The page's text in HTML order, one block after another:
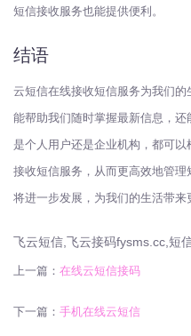
短信接收服务也能提供便利。
结语
云短信在线接收短信服务为我们
能帮助我们随时掌握最新信息，
是个人用户还是企业机构，都可
接收短信服务，从而更高效地管
将进一步发展，为我们的生活带来
飞云短信,飞云接码fysms.cc,短
上一篇： 在线云短信接码
下一篇： 手机在线云短信